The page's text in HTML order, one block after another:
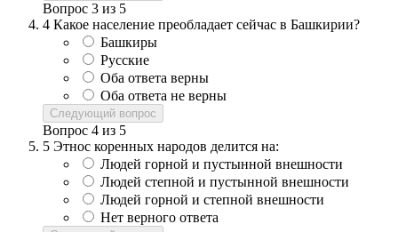
Вопрос 3 из 5
4 Какое население преобладает сейчас в Башкирии?
Башкиры
Русские
Оба ответа верны
Оба ответа не верны
Следующий вопрос
Вопрос 4 из 5
5 Этнос коренных народов делится на:
Людей горной и пустынной внешности
Людей степной и пустынной внешности
Людей горной и степной внешности
Нет верного ответа